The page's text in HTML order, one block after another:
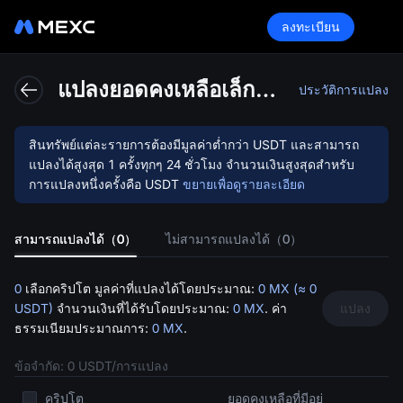
ลงทะเบียน
ฟัง
ก์ชั่นนี้
แปลงยอดคงเหลือเล็กน้อยเป็น MX ประวัติการแปลง
สินทรัพย์แต่ละรายการต้องมีมูลค่าต่ำกว่า USDT และสามารถ
แปลงได้สูงสุด 1 ครั้งทุกๆ 24 ชั่วโมง จำนวนเงินสูงสุดสำหรับ
การแปลงหนึ่งครั้งคือ USDT ขยายเพื่อดูรายละเอียด
สามารถแปลงได้（0） ไม่สามารถแปลงได้（0）
0 เลือกคริปโต มูลค่าที่แปลงได้โดยประมาณ: 0 MX (≈ 0
USDT) จำนวนเงินที่ได้รับโดยประมาณ: 0 MX. ค่า
ธรรมเนียมประมาณการ: 0 MX.
แปลง
ข้อจำกัด: 0 USDT/การแปลง
คริปโต ยอดคงเหลือที่มีอยู่